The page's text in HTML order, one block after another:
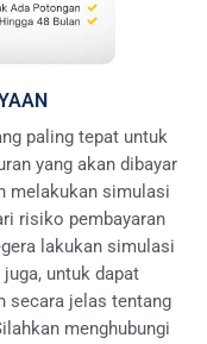
paling tepat untuk
yang akan dibayar
melakukan simulasi
risiko pembayaran
lakukan simulasi
untuk dapat
secara jelas tentang
menghubungi